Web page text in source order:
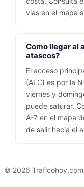
vias en el mapa
Como llegar al
atascos?
El acceso
(ALC) es por la
viernes y
puede saturar.
A-7 en el mapa
de salir hacia el
© 2026 Traficohoy.com